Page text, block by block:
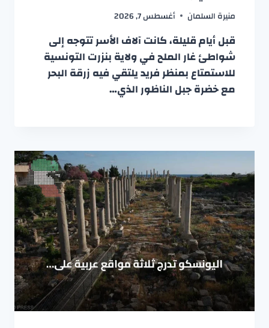
منيرة السلمان أغسطس 7, 2026
قبل أيام قليلة، كانت آلاف الأسر تتوجه إلى
شواطئ غار الملح في ولاية بنزرت التونسية
للاستمتاع بمنظر فريد يلتقي فيه زرقة البحر
مع خضرة جبل الناظور الذي…